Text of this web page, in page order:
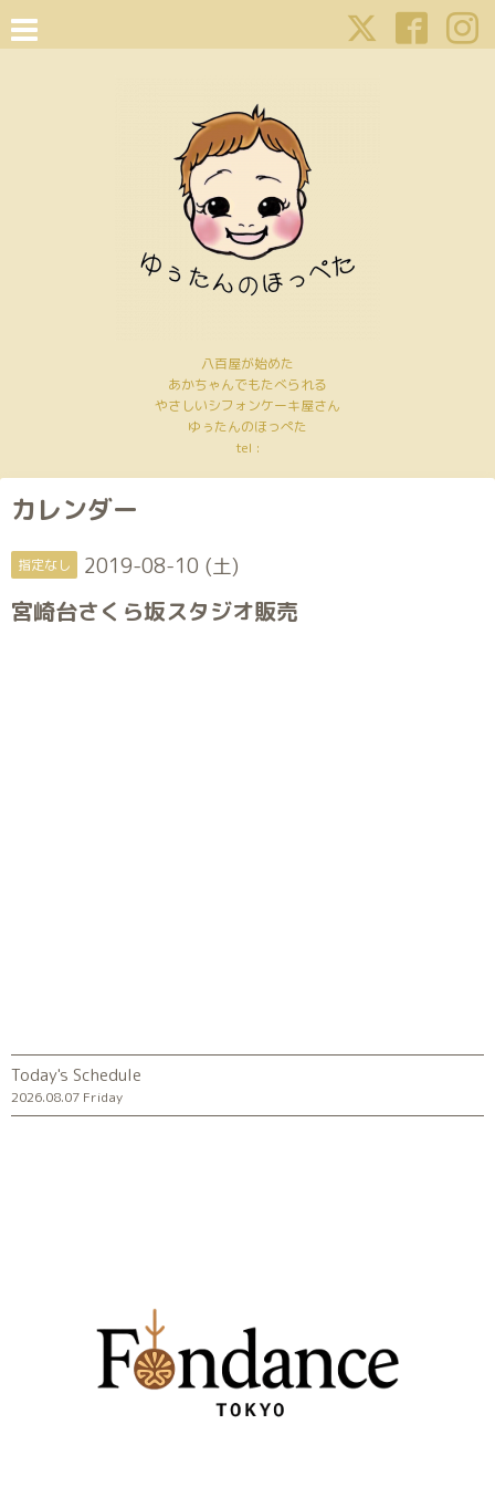
八百屋が始めた
あかちゃんでもたべられる
やさしいシフォンケーキ屋さん
ゆぅたんのほっぺた
tel :
カレンダー
指定なし 2019-08-10 (土)
宮崎台さくら坂スタジオ販売
Today's Schedule
2026.08.07 Friday